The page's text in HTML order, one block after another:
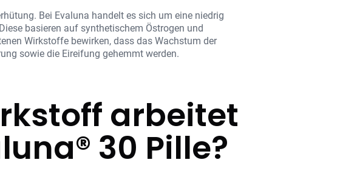
Bei Evaluna handelt es sich um eine niedrig
basieren auf synthetischem Östrogen und
Wirkstoffe bewirken, dass das Wachstum der
sowie die Eireifung gehemmt werden.
arbeitet
30 Pille?